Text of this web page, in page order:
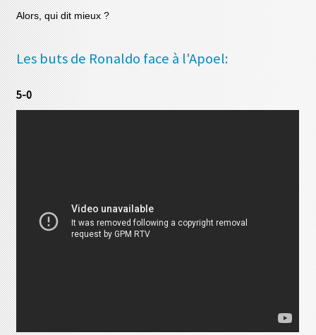
Alors, qui dit mieux ?
Les buts de Ronaldo face à l'Apoel:
5-0